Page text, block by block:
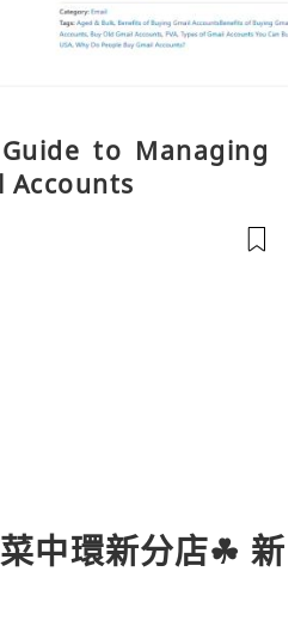
to Managing
Accounts
中環新分店☘ 新